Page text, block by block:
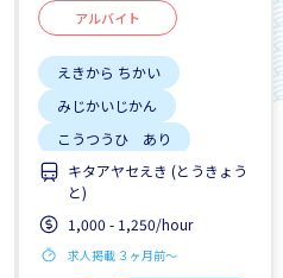
アルバイト
えきから ちかい
みじかいじかん
こうつうひ あり
しゅう2、3にち
はじめて OK
キタアヤセえき (とうきょう
と)
1,000 - 1,250/hour
求人掲載 ３ヶ月前〜